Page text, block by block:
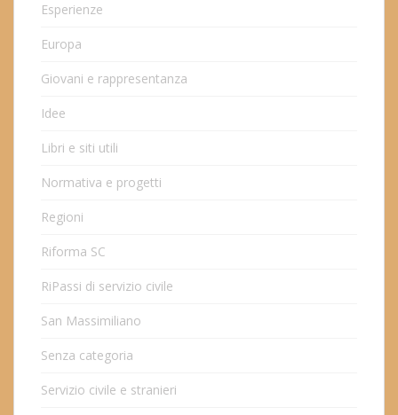
Esperienze
Europa
Giovani e rappresentanza
Idee
Libri e siti utili
Normativa e progetti
Regioni
Riforma SC
RiPassi di servizio civile
San Massimiliano
Senza categoria
Servizio civile e stranieri